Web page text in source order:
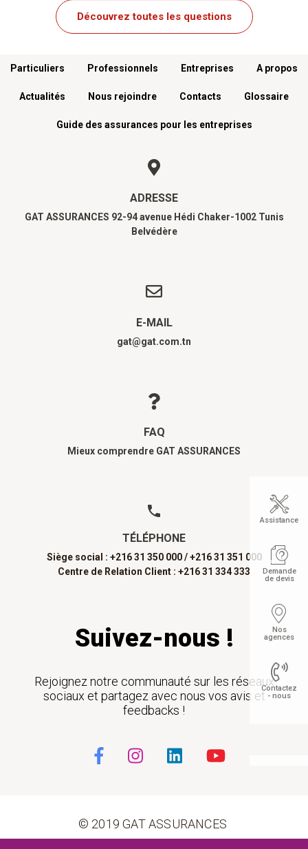
Découvrez toutes les questions
Menu footer
Particuliers Professionnels Entreprises A propos
Actualités Nous rejoindre Contacts Glossaire
Guide des assurances pour les entreprises
ADRESSE
GAT ASSURANCES 92-94 avenue Hédi Chaker-1002 Tunis
Belvédère
E-MAIL
gat@gat.com.tn
FAQ
Mieux comprendre GAT ASSURANCES
TÉLÉPHONE
Siège social : +216 31 350 000 / +216 31 351 000
Centre de Relation Client : +216 31 334 333
Suivez-nous !
Rejoignez notre communauté sur les réseaux
sociaux et partagez avec nous vos avis et
feedbacks !
© 2019 GAT ASSURANCES
Assistance
Demande
de devis
Nos
agences
Contactez
- nous